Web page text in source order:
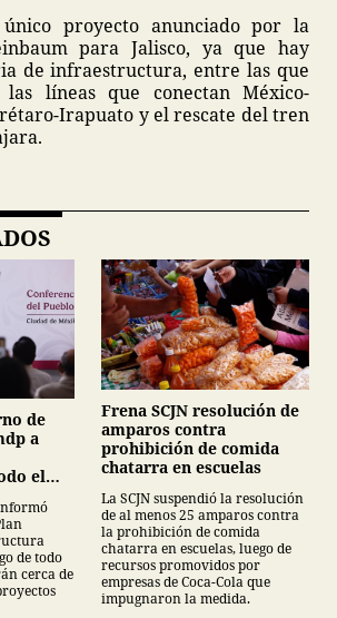
proyecto anunciado por la
para Jalisco, ya que hay
de infraestructura, entre las que
líneas que conectan México-
Irapuato y el rescate del tren
de
a
el
de todo
cerca de
Frena SCJN resolución de
amparos contra
prohibición de comida
chatarra en escuelas
La SCJN suspendió la resolución
de al menos 25 amparos contra
la prohibición de comida
chatarra en escuelas, luego de
recursos promovidos por
empresas de Coca-Cola que
impugnaron la medida.